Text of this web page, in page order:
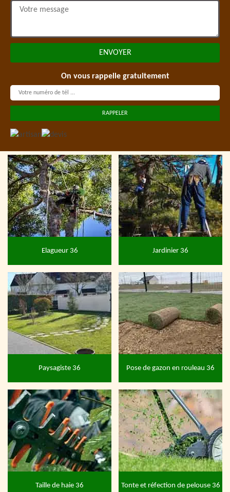
On vous rappelle gratuitement
Elagueur 36 Jardinier 36
Paysagiste 36 Pose de gazon en rouleau 36
Taille de haie 36 Tonte et réfection de pelouse 36